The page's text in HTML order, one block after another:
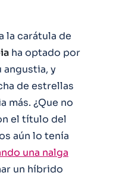
la carátula de
ha optado por
angustia, y
de estrellas
más. ¿Que no
el título del
aún lo tenía
una nalga
un híbrido